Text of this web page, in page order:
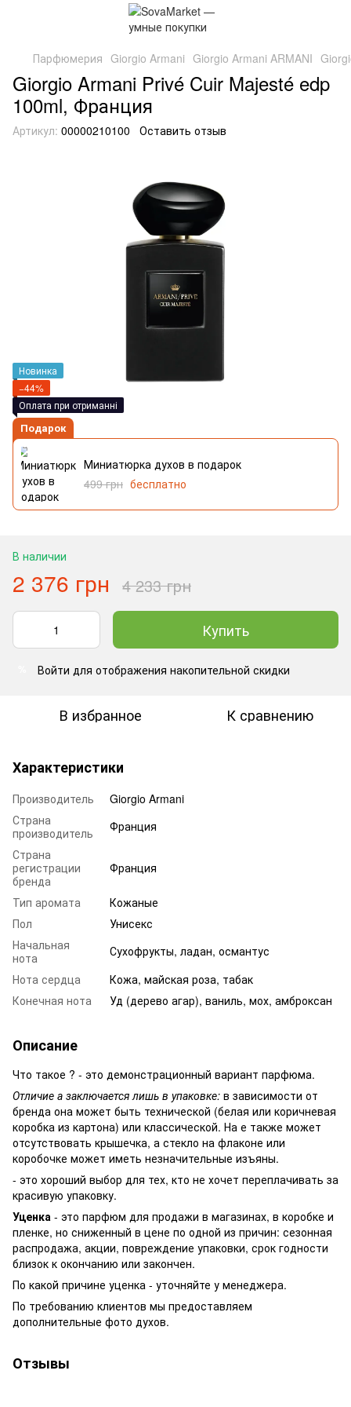
Парфюмерия Giorgio Armani Giorgio Armani ARMANI
Giorgio Armani Privé Cuir Majesté edp
100ml, Франция
Артикул: 00000210100 Оставить отзыв
Новинка
−44%
Оплата при отриманні
Подарок
Миниатюрка духов в подарок
499 грн бесплатно
В наличии
2 376 грн 4 233 грн
Купить
Войти для отображения накопительной скидки
В избранное К сравнению
Характеристики
Производитель
Giorgio Armani
Страна
производитель
Франция
Страна
регистрации
бренда
Франция
Тип аромата
Кожаные
Пол
Унисекс
Начальная
нота
Сухофрукты, ладан, османтус
Нота сердца
Кожа, майская роза, табак
Конечная нота
Уд (дерево агар), ваниль, мох, амброксан
Описание
Что такое ? - это демонстрационный вариант парфюма.
Отличие а заключается лишь в упаковке: в зависимости от
бренда она может быть технической (белая или коричневая
коробка из картона) или классической. На е также может
отсутствовать крышечка, а стекло на флаконе или
коробочке может иметь незначительные изъяны.
- это хороший выбор для тех, кто не хочет переплачивать за
красивую упаковку.
Уценка - это парфюм для продажи в магазинах, в коробке и
пленке, но сниженный в цене по одной из причин: сезонная
распродажа, акции, повреждение упаковки, срок годности
близок к окончанию или закончен.
По какой причине уценка - уточняйте у менеджера.
По требованию клиентов мы предоставляем
дополнительные фото духов.
Отзывы